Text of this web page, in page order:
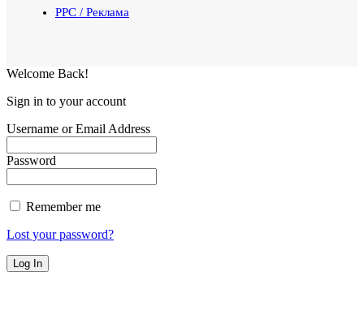
PPC / Реклама
Welcome Back!
Sign in to your account
Username or Email Address
Password
Remember me
Lost your password?